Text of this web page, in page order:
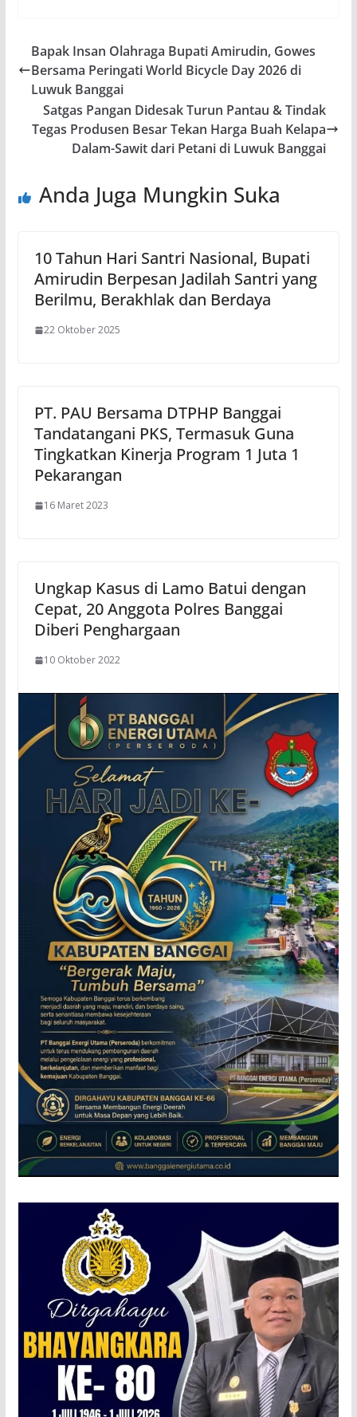
Bapak Insan Olahraga Bupati Amirudin, Gowes
Bersama Peringati World Bicycle Day 2026 di
Luwuk Banggai
Satgas Pangan Didesak Turun Pantau & Tindak
Tegas Produsen Besar Tekan Harga Buah Kelapa
Dalam-Sawit dari Petani di Luwuk Banggai
Anda Juga Mungkin Suka
10 Tahun Hari Santri Nasional, Bupati
Amirudin Berpesan Jadilah Santri yang
Berilmu, Berakhlak dan Berdaya
22 Oktober 2025
PT. PAU Bersama DTPHP Banggai
Tandatangani PKS, Termasuk Guna
Tingkatkan Kinerja Program 1 Juta 1
Pekarangan
16 Maret 2023
Ungkap Kasus di Lamo Batui dengan
Cepat, 20 Anggota Polres Banggai
Diberi Penghargaan
10 Oktober 2022